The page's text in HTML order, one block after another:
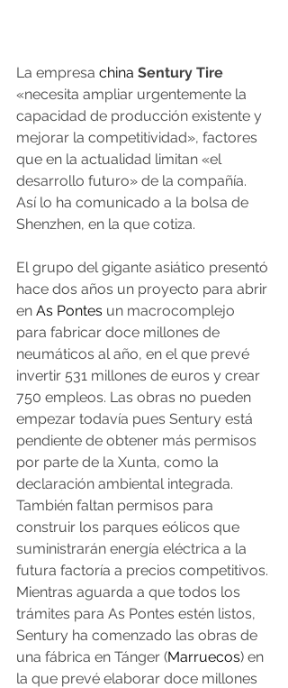
La empresa china Sentury Tire
«necesita ampliar urgentemente la
capacidad de producción existente y
mejorar la competitividad», factores
que en la actualidad limitan «el
desarrollo futuro» de la compañía.
Así lo ha comunicado a la bolsa de
Shenzhen, en la que cotiza.
El grupo del gigante asiático presentó
hace dos años un proyecto para abrir
en As Pontes un macrocomplejo
para fabricar doce millones de
neumáticos al año, en el que prevé
invertir 531 millones de euros y crear
750 empleos. Las obras no pueden
empezar todavía pues Sentury está
pendiente de obtener más permisos
por parte de la Xunta, como la
declaración ambiental integrada.
También faltan permisos para
construir los parques eólicos que
suministrarán energía eléctrica a la
futura factoría a precios competitivos.
Mientras aguarda a que todos los
trámites para As Pontes estén listos,
Sentury ha comenzado las obras de
una fábrica en Tánger (Marruecos) en
la que prevé elaborar doce millones